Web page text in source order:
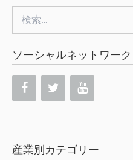
索:
ソーシャルネットワーク
産業別カテゴリー